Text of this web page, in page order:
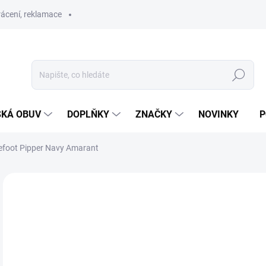
reklamace
Hledat
OBUV DOPLŇKY ZNAČKY NOVINKY
Pipper Navy Amarant